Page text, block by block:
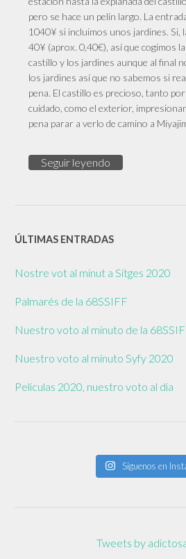
pero se hace un pelín largo. La
1040¥ si incluimos unos jardines. Si,
40¥ (aprox. 0,40€), así que cogimos
castillo y los jardines aunque al final
los jardines así que no sabemos si
pena. El castillo es precioso, tanto
cuidado, como el exterior,
pena parar a verlo de camino a
Seguir leyendo
ÚLTIMAS ENTRADAS
Nostre vot al minut a Sitges 2020
Palmarés de la 68SSIFF
Nuestro voto al minuto de la
Nuestro voto al minuto Syfy 2020
Películas 2020, nuestro voto al día
Síguenos en
Tweets by